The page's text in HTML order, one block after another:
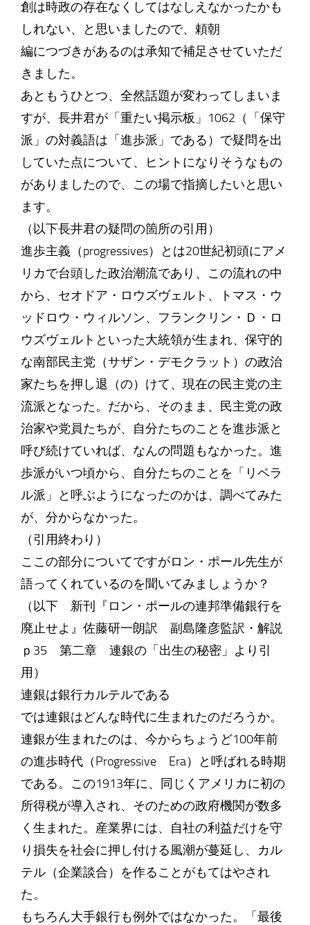
創は時政の存在なくしてはなしえなかったかも
しれない、と思いましたので、頼朝
編につづきがあるのは承知で補足させていただ
きました。
あともうひとつ、全然話題が変わってしまいま
すが、長井君が「重たい掲示板」1062（「保守
派」の対義語は「進歩派」である）で疑問を出
していた点について、ヒントになりそうなもの
がありましたので、この場で指摘したいと思い
ます。
（以下長井君の疑問の箇所の引用）
進歩主義（progressives）とは20世紀初頭にアメ
リカで台頭した政治潮流であり、この流れの中
から、セオドア・ロウズヴェルト、トマス・ウ
ッドロウ・ウィルソン、フランクリン・Ｄ・ロ
ウズヴェルトといった大統領が生まれ、保守的
な南部民主党（サザン・デモクラット）の政治
家たちを押し退（の）けて、現在の民主党の主
流派となった。だから、そのまま、民主党の政
治家や党員たちが、自分たちのことを進歩派と
呼び続けていれば、なんの問題もなかった。進
歩派がいつ頃から、自分たちのことを「リベラ
ル派」と呼ぶようになったのかは、調べてみた
が、分からなかった。
（引用終わり）
ここの部分についてですがロン・ポール先生が
語ってくれているのを聞いてみましょうか？
（以下 新刊『ロン・ポールの連邦準備銀行を
廃止せよ』佐藤研一朗訳 副島隆彦監訳・解説
ｐ35 第二章 連銀の「出生の秘密」より引
用）
連銀は銀行カルテルである
では連銀はどんな時代に生まれたのだろうか。
連銀が生まれたのは、今からちょうど100年前
の進歩時代（Progressive Era）と呼ばれる時期
である。この1913年に、同じくアメリカに初の
所得税が導入され、そのための政府機関が数多
く生まれた。産業界には、自社の利益だけを守
り損失を社会に押し付ける風潮が蔓延し、カル
テル（企業談合）を作ることがもてはやされ
た。
もちろん大手銀行も例外ではなかった。「最後